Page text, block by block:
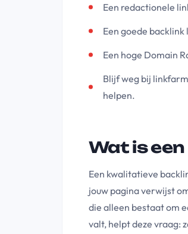
Een redactionele
Een goede
Een hoge Domain
Blijf weg bij
helpen.
Wat is
Een kwalitatieve
jouw pagina verwijst
die alleen bestaat om
valt, helpt deze vraag: